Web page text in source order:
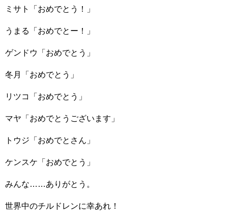
ミサト「おめでとう！」
うまる「おめでとー！」
ゲンドウ「おめでとう」
冬月「おめでとう」
リツコ「おめでとう」
マヤ「おめでとうございます」
トウジ「おめでとさん」
ケンスケ「おめでとう」
みんな……ありがとう。
世界中のチルドレンに幸あれ！